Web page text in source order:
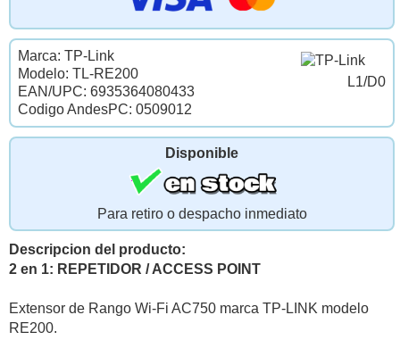
L1/D0
Marca: TP-Link
Modelo: TL-RE200
EAN/UPC: 6935364080433
Codigo AndesPC: 0509012
Disponible
Para retiro o despacho inmediato
Descripcion del producto:
2 en 1: REPETIDOR / ACCESS POINT
Extensor de Rango Wi-Fi AC750 marca TP-LINK modelo
RE200.